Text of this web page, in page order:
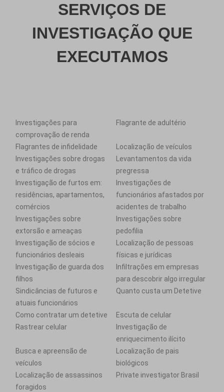
SERVIÇOS DE
INVESTIGAÇÃO QUE
EXECUTAMOS
Investigações para
comprovação de renda
Flagrante de adultério
Flagrantes de infidelidade
Localização de veículos
Investigações sobre drogas
e tráfico de drogas
Levantamentos da vida
pregressa
Investigação de furtos em:
residências, apartamentos,
comércios
Investigações de
funcionários afastados por
acidentes de trabalho
Investigações sobre
extorsão e ameaças
Investigações sobre
pedofilia
Investigação de sócios e
funcionários desleais
Localização de pessoas
físicas e jurídicas
Investigação de guarda dos
filhos
Infiltrações em empresas
para descobrir algo irregular
Sindicâncias de futuros e
atuais funcionários
Quanto custa um Detetive
Como contratar um detetive
Escuta de celular
Rastrear celular
Investigação de
enriquecimento ilícito
Busca e apreensão de
veículos
Localização de pais
biológicos
Localização de assassinos
foragidos
Private investigator Brasil